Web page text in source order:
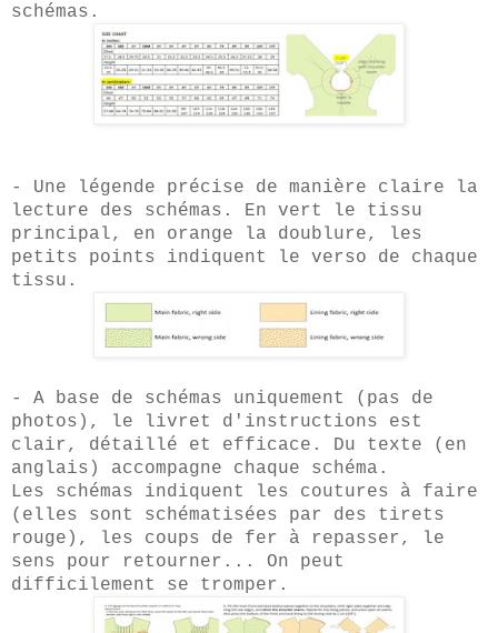
schémas.
- Une légende précise de manière claire la
lecture des schémas. En vert le tissu
principal, en orange la doublure, les
petits points indiquent le verso de chaque
tissu.
- A base de schémas uniquement (pas de
photos), le livret d'instructions est
clair, détaillé et efficace. Du texte (en
anglais) accompagne chaque schéma.
Les schémas indiquent les coutures à faire
(elles sont schématisées par des tirets
rouge), les coups de fer à repasser, le
sens pour retourner... On peut
difficilement se tromper.